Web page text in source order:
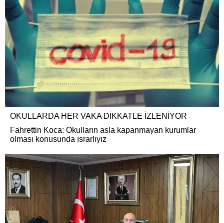
OKULLARDA HER VAKA DİKKATLE İZLENİYOR
Fahrettin Koca: Okulların asla kapanmayan kurumlar
olması konusunda ısrarlıyız